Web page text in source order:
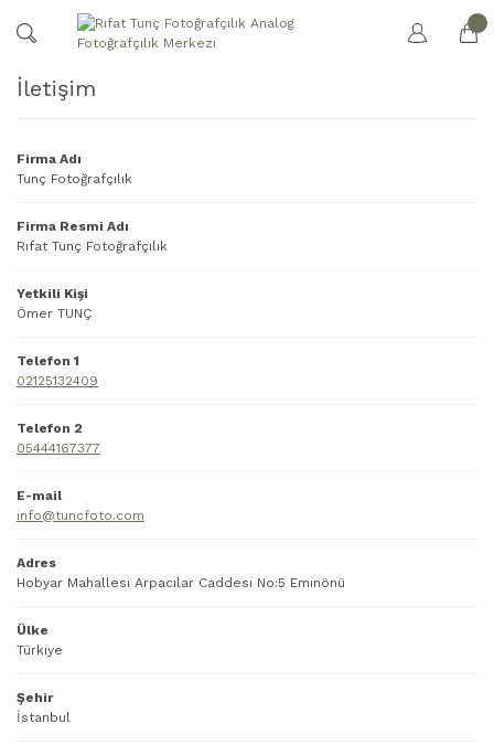
İletişim
Firma Adı
Tunç Fotoğrafçılık
Firma Resmi Adı
Rıfat Tunç Fotoğrafçılık
Yetkili Kişi
Ömer TUNÇ
Telefon 1
02125132409
Telefon 2
05444167377
E-mail
info@tuncfoto.com
Adres
Hobyar Mahallesi Arpacılar Caddesi No:5 Eminönü
Ülke
Türkiye
Şehir
İstanbul